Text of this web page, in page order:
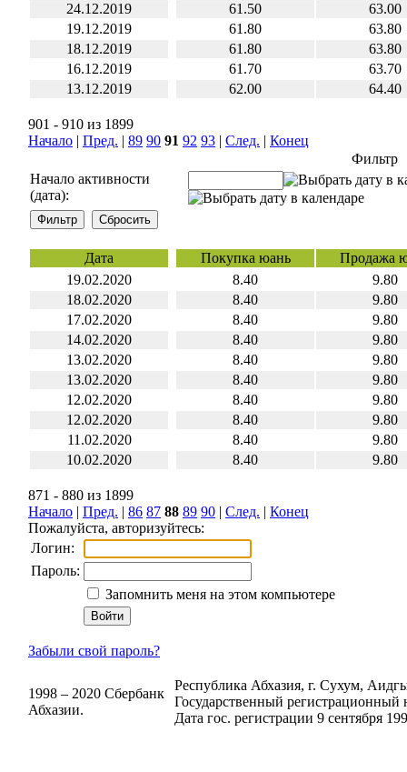
24.12.2019
61.50
63.00
19.12.2019
61.80
63.80
18.12.2019
61.80
63.80
16.12.2019
61.70
63.70
13.12.2019
62.00 64.40
901 - 910 из 1899
Начало | Пред. | 89 90 91 92 93 | След. | Конец
Фильтр
Начало активности
(дата):
Дата Покупка юань
Продажа
19.02.2020
8.40
9.80
18.02.2020
8.40
9.80
17.02.2020
8.40
9.80
14.02.2020
8.40
9.80
13.02.2020
8.40
9.80
13.02.2020
8.40
9.80
12.02.2020
8.40
9.80
12.02.2020
8.40
9.80
11.02.2020
8.40
9.80
10.02.2020
8.40 9.80
871 - 880 из 1899
Начало | Пред. | 86 87 88 89 90 | След. | Конец
Пожалуйста, авторизуйтесь:
Логин:
Пароль:
Запомнить меня на этом компьютере
Забыли свой пароль?
1998 – 2020 Сбербанк
Абхазии.
Республика Абхазия, г. Сухум,
Государственный регистрационный
Дата гос. регистрации 9 сентября